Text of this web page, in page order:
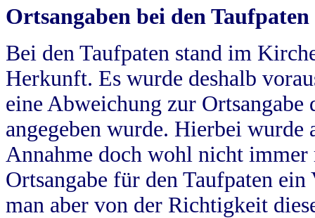
Ortsangaben bei den Taufpaten
Bei den Taufpaten stand im
Herkunft. Es wurde deshalb
eine Abweichung zur
angegeben wurde. Hierbei wurde
Annahme doch wohl nicht
Ortsangabe für den Taufpaten
man aber von der Richtigkeit